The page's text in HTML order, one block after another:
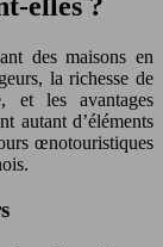
des maisons en
la richesse de
et les avantages
autant d’éléments
œnotouristiques